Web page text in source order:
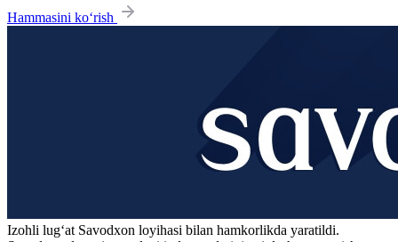
Hammasini ko‘rish
Izohli lugʻat Savodxon loyihasi bilan hamkorlikda yaratildi.